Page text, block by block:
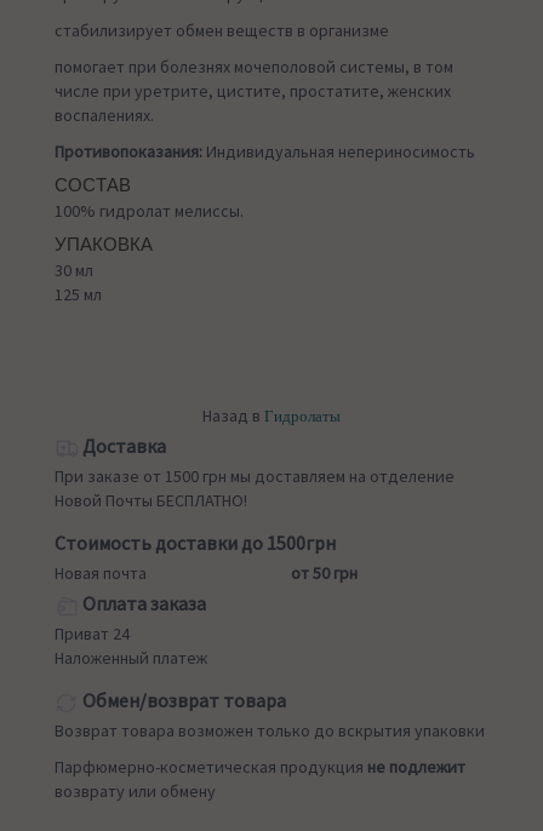
стабилизирует обмен веществ в организме
помогает при болезнях мочеполовой системы, в том
числе при уретрите, цистите, простатите, женских
воспалениях.
Противопоказания: Индивидуальная непериносимость
СОСТАВ
100% гидролат мелиссы.
УПАКОВКА
30 мл
125 мл
Назад в Гидролаты
Доставка
При заказе от 1500 грн мы доставляем на отделение
Новой Почты БЕСПЛАТНО!
Стоимость доставки до 1500грн
Новая почта от 50 грн
Оплата заказа
Приват 24
Наложенный платеж
Обмен/возврат товара
Возврат товара возможен только до вскрытия упаковки
Парфюмерно-косметическая продукция не подлежит
возврату или обмену